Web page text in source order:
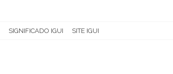
SIGNIFICADO IGUI SITE IGUI